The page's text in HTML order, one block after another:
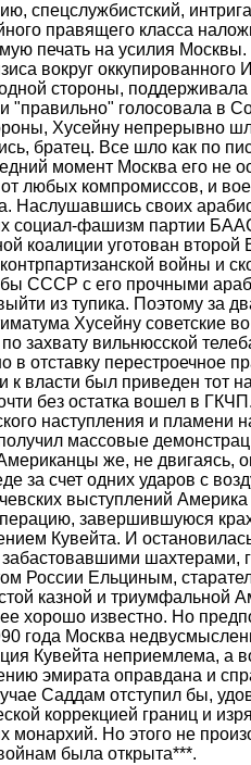
спецслужбистский,
правящего класса
печать на усилия
вокруг оккупированного
стороны,
"правильно" голосовала в
Хусейну непрерывно
братец. Все шло как по
момент Москва его не
от любых компромиссов, и
Наслушавшись своих
социал-фашизм партии
коалиции уготован второй
войны и
СССР с его прочными
из тупика. Поэтому за
Хусейну советские
захвату вильнюсской
в отставку перестроечное
к власти был приведен тот
без остатка вошел в
наступления и пламени
массовые
же, не двигаясь,
за счет одних ударов с
выступлений
завершившуюся
Кувейта. И
шахтерами,
России Ельциным,
казной и триумфальной
хорошо известно. Но
года Москва
Кувейта неприемлема, а
эмирата оправдана и
Саддам отступил бы,
коррекцией границ и
монархий. Но этого не
была открыта***.